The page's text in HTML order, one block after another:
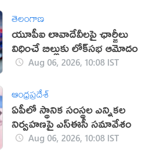
తెలంగాణ
యూపీఐ లావాదేవీలపై ఛార్జీలు
విధించే బిల్లుకు లోక్‌సభ ఆమోదం
Aug 06, 2026, 10:08 IST
ఆంధ్రప్రదేశ్
ఏపీలో స్థానిక సంస్థల ఎన్నికల
నిర్వహణపై ఎస్‌ఈసీ సమావేశం
Aug 06, 2026, 10:08 IST